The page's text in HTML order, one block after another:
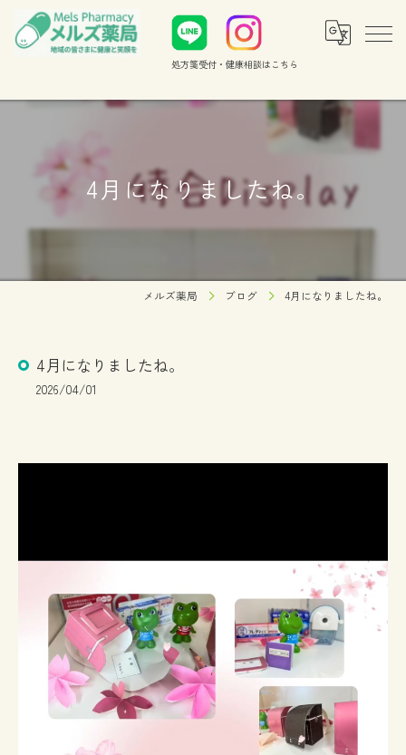
処方箋受付・健康相談はこちら
4月になりましたね。
メルズ薬局 ブログ 4月になりましたね。
4月になりましたね。
2026/04/01